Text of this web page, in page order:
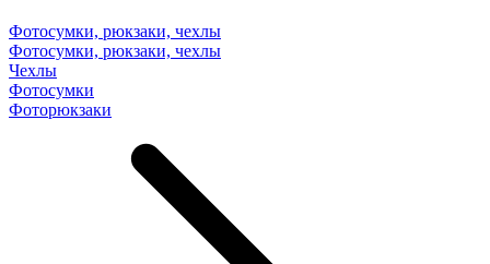
Фотосумки, рюкзаки, чехлы
Фотосумки, рюкзаки, чехлы
Чехлы
Фотосумки
Фоторюкзаки